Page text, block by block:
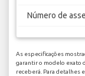
Número de
As especificações
garantir o modelo exato
receberá. Para detalhes